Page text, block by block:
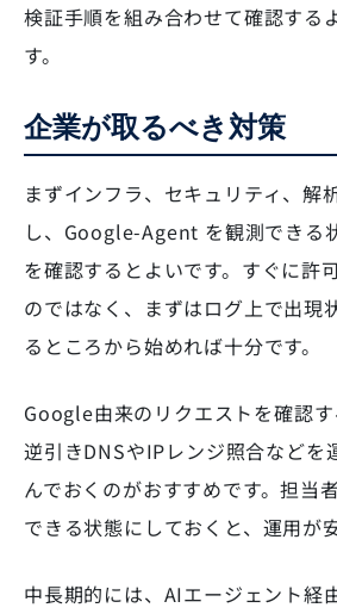
検証手順を組み合わせて確認する
す。
企業が取るべき対策
まずインフラ、セキュリティ、解
し、Google-Agent を観測できる
を確認するとよいです。すぐに許
のではなく、まずはログ上で出現
るところから始めれば十分です。
Google由来のリクエストを確認す
逆引きDNSやIPレンジ照合などを
んでおくのがおすすめです。担当
できる状態にしておくと、運用が
中長期的には、AIエージェント経